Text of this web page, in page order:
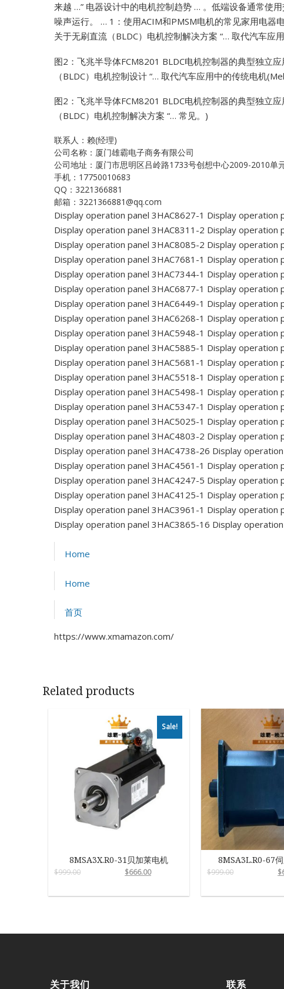
来越 …” 电器设计中的电机控制趋势 … 。低端设备通常使
噪声运行。 … 1：使用ACIM和PMSM电机的常见家用电
关于无刷直流（BLDC）电机控制解决方案 “… 取代汽车应
图2：飞兆半导体FCM8201 BLDC电机控制器的典型独立应
（BLDC）电机控制设计 “… 取代汽车应用中的传统电机
图2：飞兆半导体FCM8201 BLDC电机控制器的典型独立应
（BLDC）电机控制解决方案 “… 常见。)
联系人：赖(经理)
公司名称：厦门雄霸电子商务有限公司
公司地址：厦门市思明区吕岭路1733号创想中心2009-2010单
手机：17750010683
QQ：3221366881
邮箱：3221366881@qq.com
Display operation panel 3HAC8627-1 Display operation
Display operation panel 3HAC8311-2 Display operation
Display operation panel 3HAC8085-2 Display operation
Display operation panel 3HAC7681-1 Display operation
Display operation panel 3HAC7344-1 Display operation
Display operation panel 3HAC6877-1 Display operation
Display operation panel 3HAC6449-1 Display operation
Display operation panel 3HAC6268-1 Display operation
Display operation panel 3HAC5948-1 Display operation
Display operation panel 3HAC5885-1 Display operation
Display operation panel 3HAC5681-1 Display operation
Display operation panel 3HAC5518-1 Display operation
Display operation panel 3HAC5498-1 Display operation
Display operation panel 3HAC5347-1 Display operation
Display operation panel 3HAC5025-1 Display operation
Display operation panel 3HAC4803-2 Display operation
Display operation panel 3HAC4738-26 Display
Display operation panel 3HAC4561-1 Display operation
Display operation panel 3HAC4247-5 Display operation
Display operation panel 3HAC4125-1 Display operation
Display operation panel 3HAC3961-1 Display operation
Display operation panel 3HAC3865-16 Display
Home
Home
首页
https://www.xmamazon.com/
Related products
Sale!
8MSA3X.R0-31贝加莱电机
$999.00 $666.00
8MSA3L.R0-67
$999.00 $
关于我们 联系